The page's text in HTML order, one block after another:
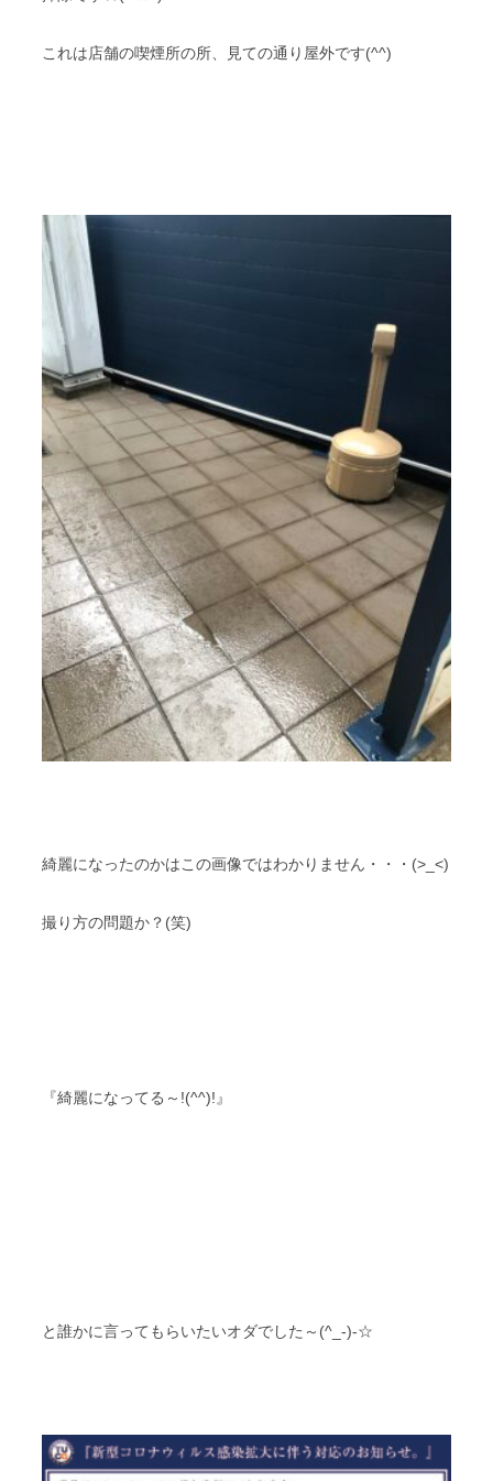
これは店舗の喫煙所の所、見ての通り屋外です(^^)
綺麗になったのかはこの画像ではわかりません・・・(>_<)
撮り方の問題か？(笑)
『綺麗になってる～!(^^)!』
と誰かに言ってもらいたいオダでした～(^_-)-☆